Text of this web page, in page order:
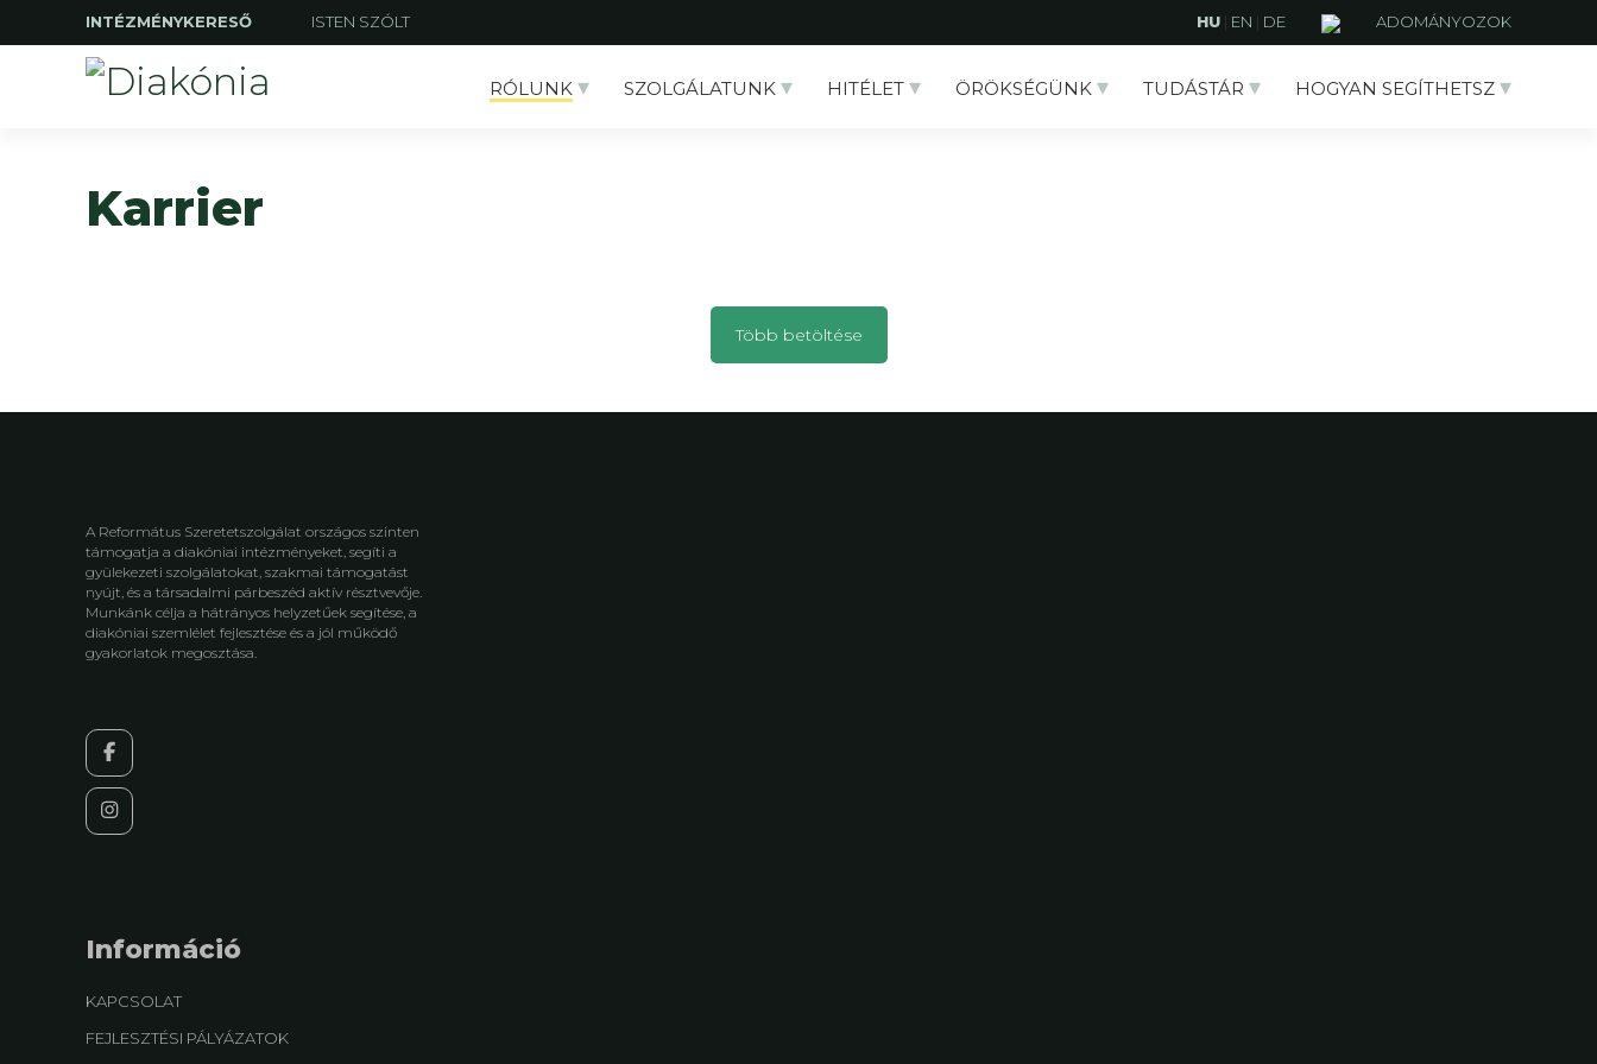
INTÉZMÉNYKERESŐ ISTEN SZÓLT HU | EN | DE ADOMÁNYOZOK
RÓLUNK SZOLGÁLATUNK HITÉLET ÖRÖKSÉGÜNK TUDÁSTÁR HOGYAN SEGÍTHETSZ
Karrier
Több betöltése
A Református Szeretetszolgálat országos szinten
támogatja a diakóniai intézményeket, segíti a
gyülekezeti szolgálatokat, szakmai támogatást
nyújt, és a társadalmi párbeszéd aktív résztvevője.
Munkánk célja a hátrányos helyzetűek segítése, a
diakóniai szemlélet fejlesztése és a jól működő
gyakorlatok megosztása.
Információ
KAPCSOLAT
FEJLESZTÉSI PÁLYÁZATOK